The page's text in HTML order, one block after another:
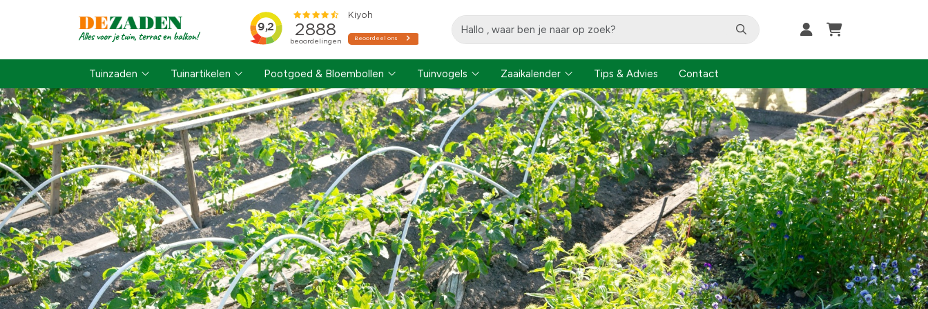
Tuinzaden Tuinartikelen Pootgoed & Bloembollen Tuinvogels Zaaikalender Tips & Advies Contact